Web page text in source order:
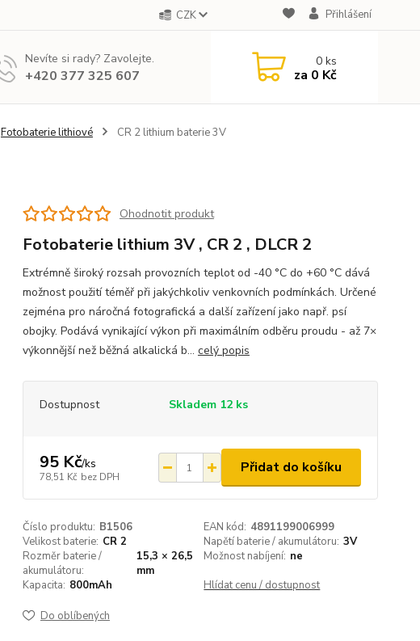
CZK Přihlášení
Nevíte si rady? Zavolejte.
+420 377 325 607
0ks
za 0 Kč
Fotobaterie lithiové CR 2 lithium baterie 3V
Ohodnotit produkt
Fotobaterie lithium 3V , CR 2 , DLCR 2
Extrémně široký rozsah provozních teplot od -40 °C do +60 °C dává
možnost použití téměř při jakýchkoliv venkovních podmínkách. Určené
zejména pro náročná fotografická a další zařízení jako např. psí
obojky. Podává vynikající výkon při maximálním odběru proudu - až 7×
výkonnější než běžná alkalická b... celý popis
Dostupnost Skladem 12 ks
95 Kč/ks
78,51 Kč bez DPH
Přidat do košíku
Číslo produktu: B1506 EAN kód: 4891199006999
Velikost baterie: CR 2 Napětí baterie / akumulátoru: 3V
Rozměr baterie /
akumulátoru:
15,3 × 26,5
mm
Možnost nabíjení: ne
Kapacita: 800mAh Hlídat cenu / dostupnost
Do oblíbených